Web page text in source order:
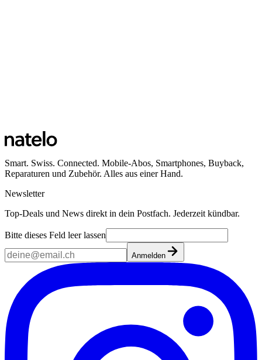
Smart. Swiss. Connected. Mobile-Abos, Smartphones, Buyback,
Reparaturen und Zubehör. Alles aus einer Hand.
Newsletter
Top-Deals und News direkt in dein Postfach. Jederzeit kündbar.
Bitte dieses Feld leer lassen
Anmelden